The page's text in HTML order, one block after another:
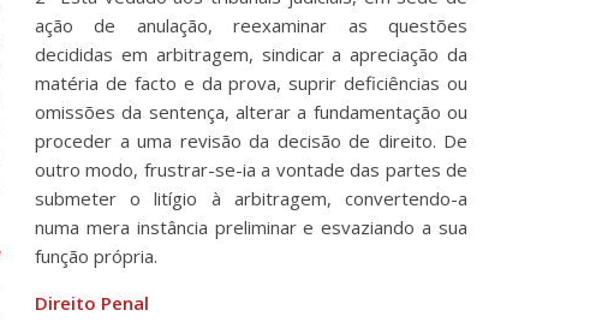
ação de anulação, reexaminar as questões
decididas em arbitragem, sindicar a apreciação da
matéria de facto e da prova, suprir deficiências ou
omissões da sentença, alterar a fundamentação ou
proceder a uma revisão da decisão de direito. De
outro modo, frustrar-se-ia a vontade das partes de
submeter o litígio à arbitragem, convertendo-a
numa mera instância preliminar e esvaziando a sua
função própria.
Direito Penal